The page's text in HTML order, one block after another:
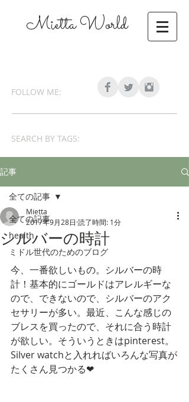
Mietta World
FOLLOW ME:
SEARCH BY TAGS:
記事
全ての記事
health
ミドル世代のためのブログ
全ての記事
シルバーの時計
Mietta
2017年9月28日 読了時間: 1分
今、一番欲しいもの。シルバーの時
計！基本的にゴールドはアレルギーな
ので、できないので、シルバーのアク
セサリーが多い。最近、こんな感じの
ブレスを買ったので、それに合う時計
が欲しい。そういうときはpinterest。
Silver watchと入れればいろんな写真が
たくさん見つかる❤